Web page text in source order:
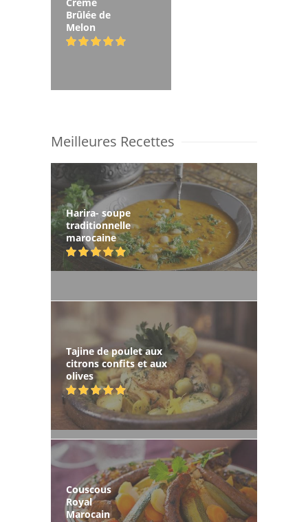
Crème
Brûlée de
Melon
Meilleures Recettes
Harira- soupe
traditionnelle
marocaine
Tajine de poulet aux
citrons confits et aux
olives
Couscous
Royal
Marocain